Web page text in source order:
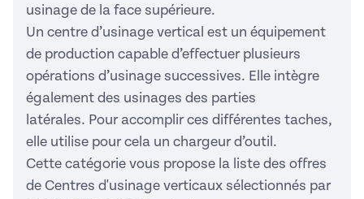
usinage de la face supérieure.
Un centre d’usinage vertical est un équipement
de production capable d’effectuer plusieurs
opérations d’usinage successives. Elle intègre
également des usinages des parties
latérales. Pour accomplir ces différentes taches,
elle utilise pour cela un chargeur d’outil.
Cette catégorie vous propose la liste des offres
de Centres d'usinage verticaux sélectionnés par